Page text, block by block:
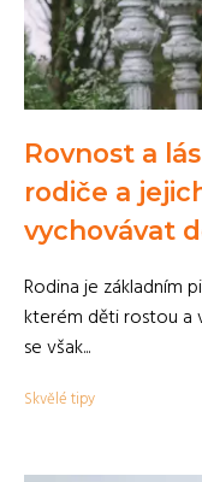
Rovnost a
rodiče a
vychovávat
Rodina je základním
kterém děti rostou a
se však...
Skvělé tipy